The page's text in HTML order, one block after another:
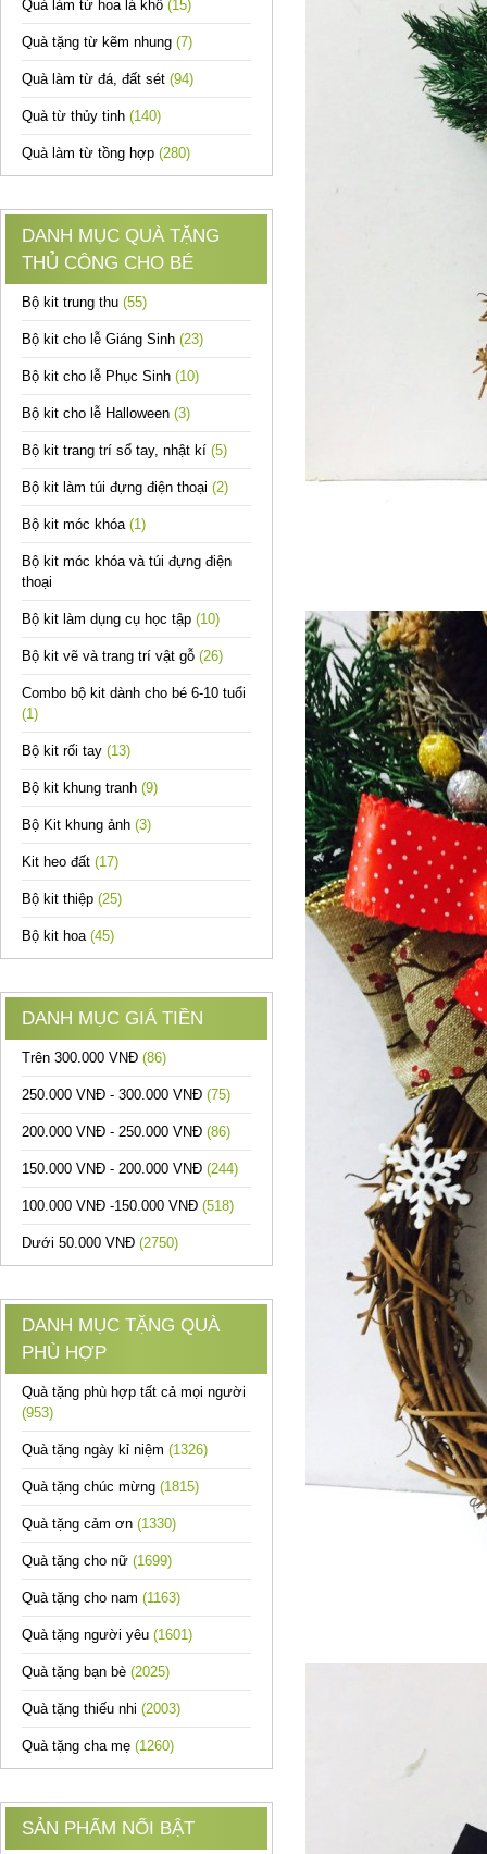
Quà làm từ hoa lá khô (15)
Quà tặng từ kẽm nhung (7)
Quà làm từ đá, đất sét (94)
Quà từ thủy tinh (140)
Quà làm từ tồng hợp (280)
DANH MỤC QUÀ TẶNG
THỦ CÔNG CHO BÉ
Bộ kit trung thu (55)
Bộ kit cho lễ Giáng Sinh (23)
Bộ kit cho lễ Phục Sinh (10)
Bộ kit cho lễ Halloween (3)
Bộ kit trang trí sổ tay, nhật kí (5)
Bộ kit làm túi đựng điện thoại (2)
Bộ kit móc khóa (1)
Bộ kit móc khóa và túi đựng điện
thoại
Bộ kit làm dụng cụ học tập (10)
Bộ kit vẽ và trang trí vật gỗ (26)
Combo bộ kit dành cho bé 6-10 tuổi
(1)
Bộ kit rối tay (13)
Bộ kit khung tranh (9)
Bộ Kit khung ảnh (3)
Kit heo đất (17)
Bộ kit thiệp (25)
Bộ kit hoa (45)
DANH MỤC GIÁ TIỀN
Trên 300.000 VNĐ (86)
250.000 VNĐ - 300.000 VNĐ (75)
200.000 VNĐ - 250.000 VNĐ (86)
150.000 VNĐ - 200.000 VNĐ (244)
100.000 VNĐ -150.000 VNĐ (518)
Dưới 50.000 VNĐ (2750)
DANH MỤC TẶNG QUÀ
PHÙ HỢP
Quà tặng phù hợp tất cả mọi người
(953)
Quà tặng ngày kỉ niệm (1326)
Quà tặng chúc mừng (1815)
Quà tặng cảm ơn (1330)
Quà tặng cho nữ (1699)
Quà tặng cho nam (1163)
Quà tặng người yêu (1601)
Quà tặng bạn bè (2025)
Quà tặng thiếu nhi (2003)
Quà tặng cha mẹ (1260)
SẢN PHẨM NỔI BẬT